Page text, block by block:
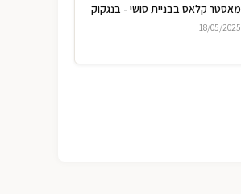
מאסטר קלאס בבניית סושי - בנגקוק
18/05/2025